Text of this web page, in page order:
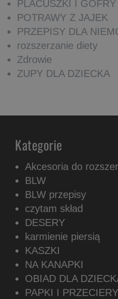
PLACUSZKI I GOFRY
POTRAWY Z JAJEK
PRZEPISY DLA
rozszerzanie diety
Zdrowie
ZUPY DLA DZIECKA
Kategorie
Akcesoria do
BLW
BLW przepisy
czytam skład
DESERY
karmienie piersią
KASZKI
NA KANAPKI
OBIAD DLA
PAPKI I PRZECIERY